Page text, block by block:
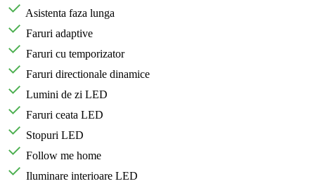
Asistenta faza lunga
Faruri adaptive
Faruri cu temporizator
Faruri directionale dinamice
Lumini de zi LED
Faruri ceata LED
Stopuri LED
Follow me home
Iluminare interioare LED